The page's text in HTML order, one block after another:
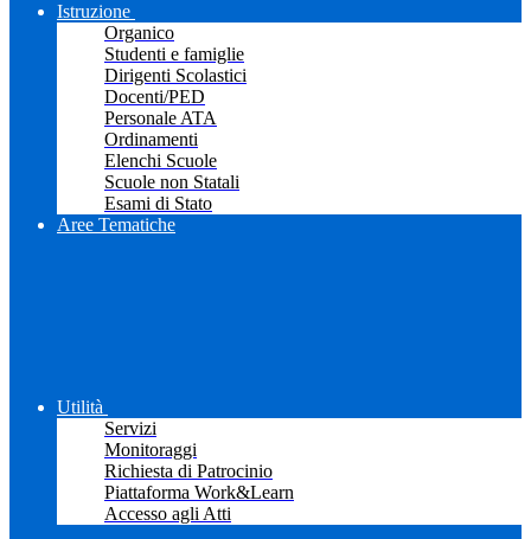
Istruzione
Organico
Studenti e famiglie
Dirigenti Scolastici
Docenti/PED
Personale ATA
Ordinamenti
Elenchi Scuole
Scuole non Statali
Esami di Stato
Aree Tematiche
Utilità
Servizi
Monitoraggi
Richiesta di Patrocinio
Piattaforma Work&Learn
Accesso agli Atti